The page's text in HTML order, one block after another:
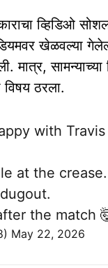
व्हिडिओ
खेळवल्या
सामन्याच्या
विषय ठरला.
with
at the crease.
the match
May 22, 2026